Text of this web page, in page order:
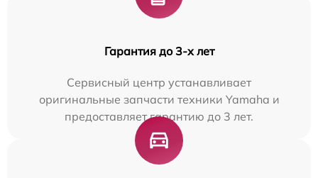
Гарантия до 3-х лет
Сервисный центр устанавливает
оригинальные запчасти техники Yamaha и
предоставляет гарантию до 3 лет.